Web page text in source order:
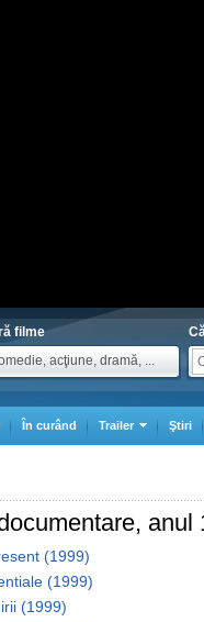
filme
acţiune, dramă, ...
În curând Trailer Ştiri
anul
(1999)
(1999)
(1999)